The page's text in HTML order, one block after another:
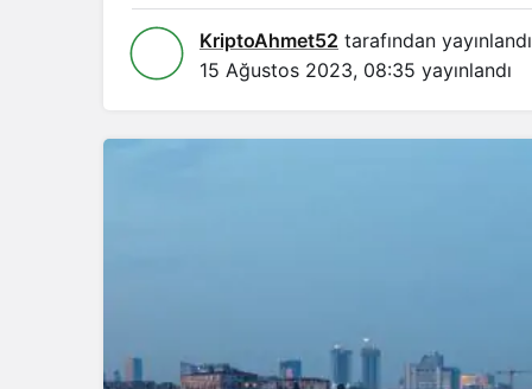
KriptoAhmet52 tarafından yayınlandı
15 Ağustos 2023, 08:35 yayınlandı